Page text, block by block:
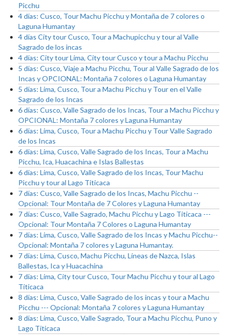
Picchu
4 días: Cusco, Tour Machu Picchu y Montaña de 7 colores o
Laguna Humantay
4 días City tour Cusco, Tour a Machupicchu y tour al Valle
Sagrado de los incas
4 días: City tour Lima, City tour Cusco y tour a Machu Picchu
5 días: Cusco, Viaje a Machu Picchu, Tour al Valle Sagrado de los
Incas y OPCIONAL: Montaña 7 colores o Laguna Humantay
5 días: Lima, Cusco, Tour a Machu Picchu y Tour en el Valle
Sagrado de los Incas
6 días: Cusco, Valle Sagrado de los Incas, Tour a Machu Picchu y
OPCIONAL: Montaña 7 colores y Laguna Humantay
6 días: Lima, Cusco, Tour a Machu Picchu y Tour Valle Sagrado
de los Incas
6 días: Lima, Cusco, Valle Sagrado de los Incas, Tour a Machu
Picchu, Ica, Huacachina e Islas Ballestas
6 días: Lima, Cusco, Valle Sagrado de los Incas, Tour Machu
Picchu y tour al Lago Titicaca
7 días: Cusco, Valle Sagrado de los Incas, Machu Picchu --
Opcional: Tour Montaña de 7 Colores y Laguna Humantay
7 días: Cusco, Valle Sagrado, Machu Picchu y Lago Titicaca ---
Opcional: Tour Montaña 7 Colores o Laguna Humantay
7 días: Lima, Cusco, Valle Sagrado de los Incas y Machu Picchu--
Opcional: Montaña 7 colores y Laguna Humantay.
7 días: Lima, Cusco, Machu Picchu, Líneas de Nazca, Islas
Ballestas, Ica y Huacachina
7 días: Lima, City tour Cusco, Tour Machu Picchu y tour al Lago
Titicaca
8 días: Lima, Cusco, Valle Sagrado de los incas y tour a Machu
Picchu --- Opcional: Montaña 7 colores y Laguna Humantay
8 días: Lima, Cusco, Valle Sagrado, Tour a Machu Picchu, Puno y
Lago Titicaca